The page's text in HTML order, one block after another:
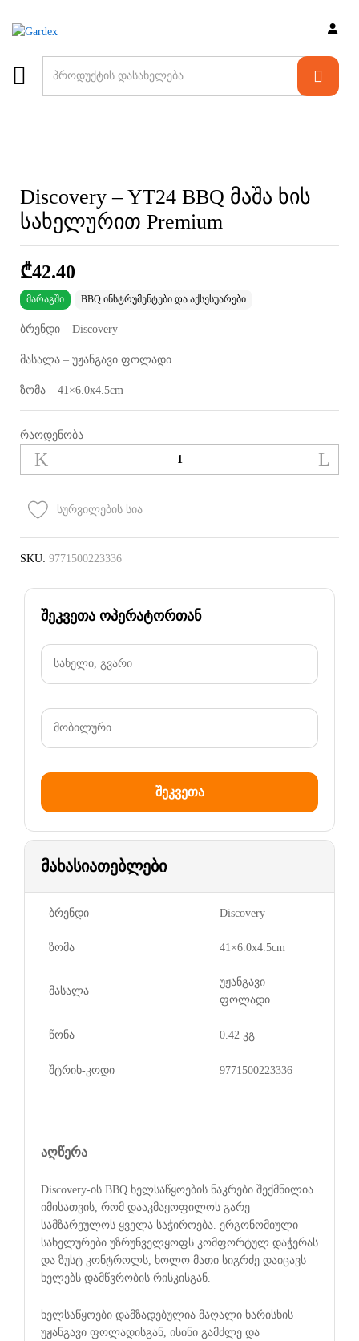
Discovery – YT24 BBQ მაშა ხის
სახელურით Premium
₾42.40
მარაგში BBQ ინსტრუმენტები და აქსესუარები
ბრენდი – Discovery
მასალა – უჟანგავი ფოლადი
ზომა – 41×6.0x4.5cm
რაოდენობაDiscovery
მაშა
სახელურით
Premium
სურვილების სია
SKU: 9771500223336
შეკვეთა ოპერატორთან
მახასიათებლები
ბრენდი Discovery
ზომა 41×6.0x4.5cm
მასალა
უჟანგავი
ფოლადი
წონა 0.42 კგ
შტრიხ-კოდი 9771500223336
აღწერა
Discovery-ის BBQ ხელსაწყოების ნაკრები შექმნილია
იმისათვის, რომ დააკმაყოფილოს გარე
სამზარეულოს ყველა საჭიროება. ერგონომიული
სახელურები უზრუნველყოფს კომფორტულ დაჭერას
და ზუსტ კონტროლს, ხოლო მათი სიგრძე დაიცავს
ხელებს დამწვრობის რისკისგან.
ხელსაწყოები დამზადებულია მაღალი ხარისხის
უჟანგავი ფოლადისგან, ისინი გამძლე და